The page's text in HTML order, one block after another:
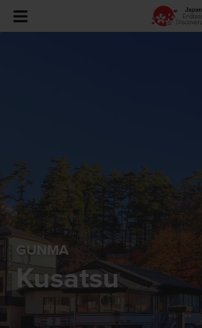
GUNMA
Kusatsu